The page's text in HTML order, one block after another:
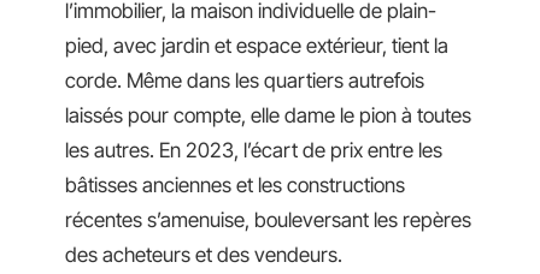
l’immobilier, la maison individuelle de plain-
pied, avec jardin et espace extérieur, tient la
corde. Même dans les quartiers autrefois
laissés pour compte, elle dame le pion à toutes
les autres. En 2023, l’écart de prix entre les
bâtisses anciennes et les constructions
récentes s’amenuise, bouleversant les repères
des acheteurs et des vendeurs.